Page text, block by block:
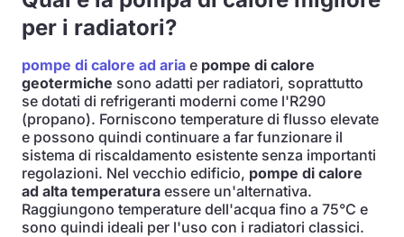
per i radiatori?
pompe di calore ad aria e pompe di calore
geotermiche sono adatti per radiatori, soprattutto
se dotati di refrigeranti moderni come l'R290
(propano). Forniscono temperature di flusso elevate
e possono quindi continuare a far funzionare il
sistema di riscaldamento esistente senza importanti
regolazioni. Nel vecchio edificio, pompe di calore
ad alta temperatura essere un'alternativa.
Raggiungono temperature dell'acqua fino a 75°C e
sono quindi ideali per l'uso con i radiatori classici.